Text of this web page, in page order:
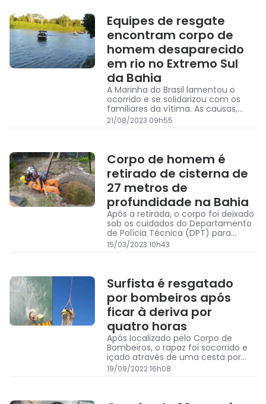
Equipes de resgate
encontram corpo de
homem desaparecido
em rio no Extremo Sul
da Bahia
A Marinha do Brasil lamentou o
ocorrido e se solidarizou com os
familiares da vítima. As causas,
circunstâncias e responsabilidades
pelo ocorrido serão determinados
21/08/2023 09h55
Corpo de homem é
retirado de cisterna de
27 metros de
profundidade na Bahia
Após a retirada, o corpo foi deixado
sob os cuidados do Departamento
de Polícia Técnica (DPT) para
identificação e demais
procedimentos legais.
15/03/2023 10h43
Surfista é resgatado
por bombeiros após
ficar à deriva por
quatro horas
Após localizado pelo Corpo de
Bombeiros, o rapaz foi socorrido e
içado através de uma cesta por
um helicóptero.
19/09/2022 16h08